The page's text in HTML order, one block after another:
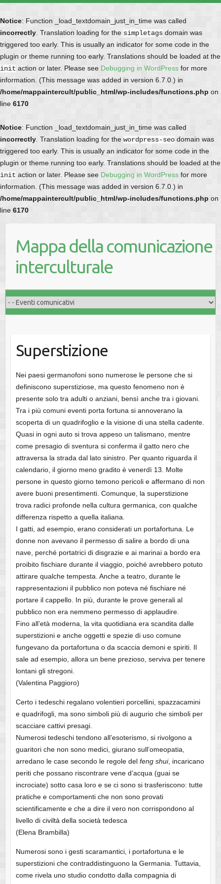
Notice: Function _load_textdomain_just_in_time was called
incorrectly . Translation loading for the simpletags domain was
triggered too early. This is usually an indicator for some code in the
plugin or theme running too early. Translations should be loaded at the
init action or later. Please see Debugging in WordPress for more
information. (This message was added in version 6.7.0.) in
/home/mappaintercult/public_html/wp-includes/functions.php on
line 6170
Notice: Function _load_textdomain_just_in_time was called
incorrectly . Translation loading for the wordpress-seo domain was
triggered too early. This is usually an indicator for some code in the
plugin or theme running too early. Translations should be loaded at the
init action or later. Please see Debugging in WordPress for more
information. (This message was added in version 6.7.0.) in
/home/mappaintercult/public_html/wp-includes/functions.php on
line 6170
Mappa della comunicazione
interculturale
Superstizione
Nei paesi germanofoni sono numerose le persone che si
definiscono superstiziose, ma questo fenomeno non è
presente solo tra adulti o anziani, bensì anche tra i giovani.
Tra i più comuni eventi porta fortuna si annoverano la
scoperta di un quadrifoglio e la visione di una stella cadente.
Quasi in ogni auto si trova appeso un talismano, mentre
come presagio di sventura si conferma il gatto nero che
attraversa la strada dal lato sinistro. Per quanto riguarda il
calendario, il giorno meno gradito è venerdì 13. Molte
persone in questo giorno temono pericoli e affermano di non
avere buoni presentimenti. Comunque, la superstizione
trova radici profonde nella cultura germanica, con qualche
differenza rispetto a quella italiana.
I gatti, ad esempio, erano considerati un portafortuna. Le
donne non avevano il permesso di salire a bordo di una
nave, perché portatrici di disgrazie e ai marinai a bordo era
proibito fischiare durante il viaggio, poiché avrebbero potuto
attirare qualche tempesta. Anche a teatro, durante le
rappresentazioni il pubblico non poteva né fischiare né
portare il cappello. In più, durante le prove generali al
pubblico non era nemmeno permesso di applaudire.
Fino all’età moderna, la vita quotidiana era scandita dalle
superstizioni e anche oggetti e spezie di uso comune
fungevano da portafortuna o da scaccia demoni e spiriti. Il
sale ad esempio, allora un bene prezioso, serviva per tenere
lontani gli stregoni.
(Valentina Paggioro)
Certo i tedeschi regalano volentieri porcellini, spazzacamini
e quadrifogli, ma sono simboli più di augurio che simboli per
scacciare cattivi presagi.
Numerosi tedeschi tendono all’esoterismo, si rivolgono a
guaritori che non sono medici, giurano sull’omeopatia,
arredano le case secondo le regole del feng shui, incaricano
periti che possano riscontrare vene d’acqua (guai se
incrociate) sotto casa loro e se ci sono si trasferiscono: tutte
pratiche e comportamenti che non sono provati
scientificamente e che a dire il vero non corrispondono al
livello di civiltà della società tedesca
(Elena Brambilla)
Numerosi sono i gesti scaramantici, i portafortuna e le
superstizioni che contraddistinguono la Germania. Tuttavia,
come rivela uno studio condotto dalla compagnia di